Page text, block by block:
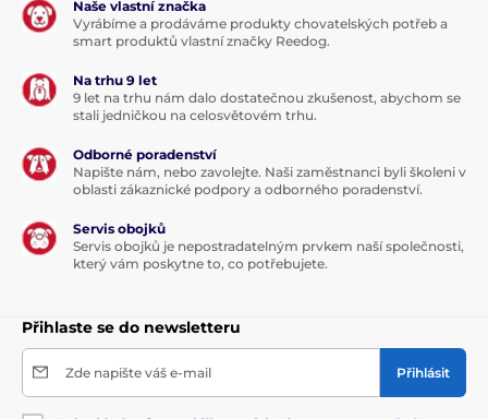
hrubá
1,2 %
vápník 1,1 %
fosfor 0,8 %
sodík 0,2 %
S konzervačními látkami schválenými EU:
citronová (E 330), kyselina DL-jablečná (E 296).
Metabolizovatelná energie:
Naše vlastní značka
Vyrábíme a prodáváme produkty chovatelských potřeb a
smart produktů vlastní značky Reedog.
Na trhu 9 let
9 let na trhu nám dalo dostatečnou zkušenost, abychom se
stali jedničkou na celosvětovém trhu.
Odborné poradenství
Napište nám, nebo zavolejte. Naši zaměstnanci byli školeni v
oblasti zákaznické podpory a odborného poradenství.
Servis obojků
Servis obojků je nepostradatelným prvkem naší společnosti,
který vám poskytne to, co potřebujete.
Přihlaste se do newsletteru
Zde napište váš e-mail Přihlásit